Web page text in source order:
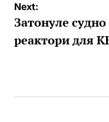
Next:
Затонуле
реактори для